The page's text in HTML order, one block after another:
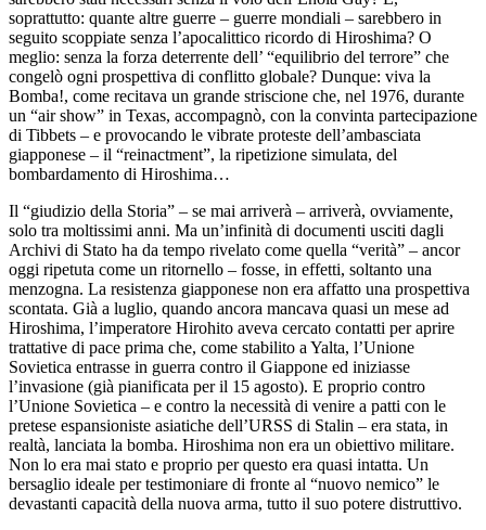
soprattutto: quante altre guerre – guerre mondiali – sarebbero in
seguito scoppiate senza l’apocalittico ricordo di Hiroshima? O
meglio: senza la forza deterrente dell’ “equilibrio del terrore” che
congelò ogni prospettiva di conflitto globale? Dunque: viva la
Bomba!, come recitava un grande striscione che, nel 1976, durante
un “air show” in Texas, accompagnò, con la convinta partecipazione
di Tibbets – e provocando le vibrate proteste dell’ambasciata
giapponese – il “reinactment”, la ripetizione simulata, del
bombardamento di Hiroshima…
Il “giudizio della Storia” – se mai arriverà – arriverà, ovviamente,
solo tra moltissimi anni. Ma un’infinità di documenti usciti dagli
Archivi di Stato ha da tempo rivelato come quella “verità” – ancor
oggi ripetuta come un ritornello – fosse, in effetti, soltanto una
menzogna. La resistenza giapponese non era affatto una prospettiva
scontata. Già a luglio, quando ancora mancava quasi un mese ad
Hiroshima, l’imperatore Hirohito aveva cercato contatti per aprire
trattative di pace prima che, come stabilito a Yalta, l’Unione
Sovietica entrasse in guerra contro il Giappone ed iniziasse
l’invasione (già pianificata per il 15 agosto). E proprio contro
l’Unione Sovietica – e contro la necessità di venire a patti con le
pretese espansioniste asiatiche dell’URSS di Stalin – era stata, in
realtà, lanciata la bomba. Hiroshima non era un obiettivo militare.
Non lo era mai stato e proprio per questo era quasi intatta. Un
bersaglio ideale per testimoniare di fronte al “nuovo nemico” le
devastanti capacità della nuova arma, tutto il suo potere distruttivo.